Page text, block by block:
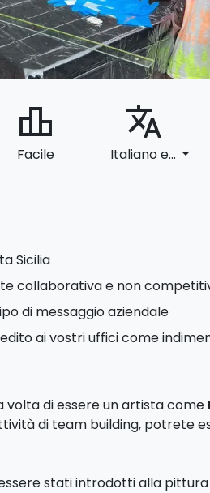
leaderboard
Facile
translate
Italiano e... arrow_drop_down
Sicilia
collaborativa e non
di messaggio aziendale
ai vostri uffici come
volta di essere un artista come
di team building, potrete
stati introdotti alla